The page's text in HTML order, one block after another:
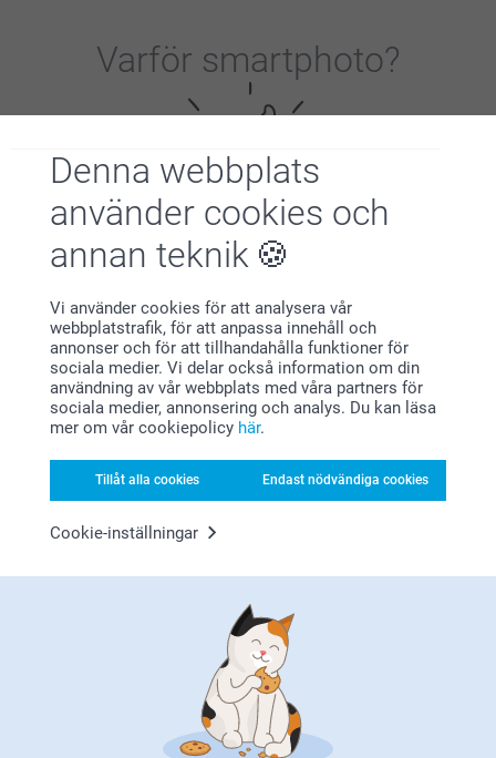
Denna webbplats
använder cookies och
annan teknik
Vi använder cookies för att analysera vår
webbplatstrafik, för att anpassa innehåll och
annonser och för att tillhandahålla funktioner för
sociala medier. Vi delar också information om din
användning av vår webbplats med våra partners för
sociala medier, annonsering och analys. Du kan läsa
mer om vår cookiepolicy här.
Tillåt alla cookies Endast nödvändiga cookies
Cookie-inställningar
Varför smartphoto?
Nöjd kundgaranti
Bonus på alla dina köp
Letar du efter inspiration?